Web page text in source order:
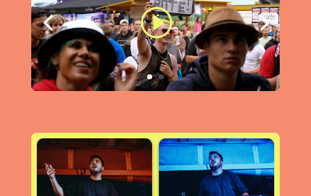
Klicke hier, um Marketing-Cookies zu
akzeptieren und diesen Inhalt zu aktivieren